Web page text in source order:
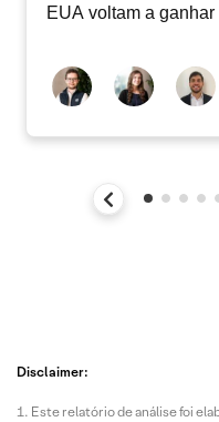
EUA voltam a
Disclaimer:
Este relatório de análise foi